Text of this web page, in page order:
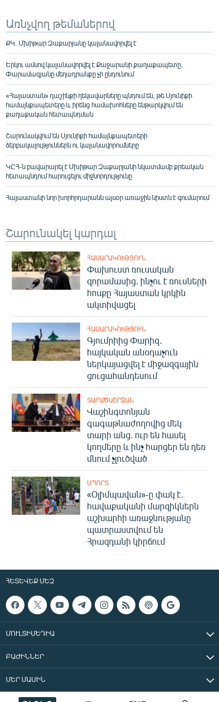
Առնչվող թեմաներով
ՔԿ. Մխիթար Զաքարյանը կալանավորվել է
Երկու ամսով կալանավորվել է Քաջարանի քաղաքապետը,
Փարամազյանը մեղադրանքը չի ընդունում
«Հայաստան» դաշինքի ղեկավարները պնդում են, թե Սյունիքի
համայնքապետերը և իրենց համախոհները ենթարկվում են
քաղաքական հետապնդման
Շարունակվում են Սյունիքի համայնքապետերի
ձերբակալություններն ու կալանավորումները
ԿԸՀ-ն բավարարել է Մխիթար Զաքարյանի նկատմամբ քրեական
հետապնդում հարուցելու միջնորդությունը
Հայաստանի նոր խորհրդարանն այսօր առաջին նիստն է գումարում
Շարունակել կարդալ
ՀԱՍԱՐԱԿՈՒԹՅՈՒՆ
Փախուստ ռուսական
զորամասից. ինչու է ռուսների
հոսքը Հայաստան կրկին
ակտիվացել
ՀԱՍԱՐԱԿՈՒԹՅՈՒՆ
Գյումրիից Փարիզ․
հայկական անօդաչուն
ներկայացվել է միջազգային
ցուցահանդեսում
ՏԱՐԱԾԱՇՐՋԱՆ
Վաշինգտոնյան
գագաթնաժողովից մեկ
տարի անց. ուր են հասել
կողմերը և ինչ հարցեր են դեռ
մնում չլուծված
ՍՊՈՐՏ
«Օլիմպավան»-ը փակ է.
հավաքականի մարզիկներն
աշխարհի առաջնությանը
պատրաստվում են
Հրազդանի կիրճում
ՀԵՏԵՎԵՔ ՄԵԶ
ՄՈՒԼՏԻՄԵԴԻԱ
ԲԱԺԻՆՆԵՐ
ՄԵՐ ՄԱՍԻՆ